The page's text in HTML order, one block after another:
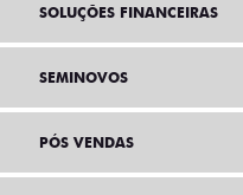
SOLUÇÕES FINANCEIRAS
SEMINOVOS
PÓS VENDAS